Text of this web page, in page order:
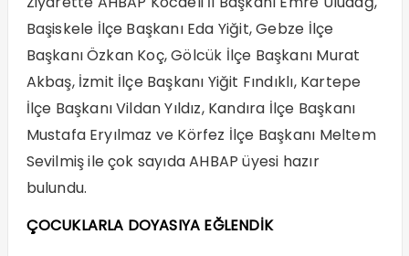
Başiskele İlçe Başkanı Eda Yiğit, Gebze İlçe
Başkanı Özkan Koç, Gölcük İlçe Başkanı Murat
Akbaş, İzmit İlçe Başkanı Yiğit Fındıklı, Kartepe
İlçe Başkanı Vildan Yıldız, Kandıra İlçe Başkanı
Mustafa Eryılmaz ve Körfez İlçe Başkanı Meltem
Sevilmiş ile çok sayıda AHBAP üyesi hazır
bulundu.
ÇOCUKLARLA DOYASIYA EĞLENDİK